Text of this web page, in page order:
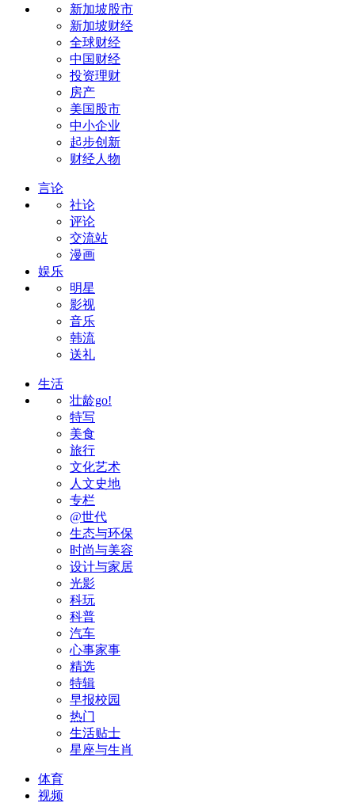
新加坡股市
新加坡财经
全球财经
中国财经
投资理财
房产
美国股市
中小企业
起步创新
财经人物
言论
社论
评论
交流站
漫画
娱乐
明星
影视
音乐
韩流
送礼
生活
壮龄go!
特写
美食
旅行
文化艺术
人文史地
专栏
@世代
生态与环保
时尚与美容
设计与家居
光影
科玩
科普
汽车
心事家事
精选
特辑
早报校园
热门
生活贴士
星座与生肖
体育
视频